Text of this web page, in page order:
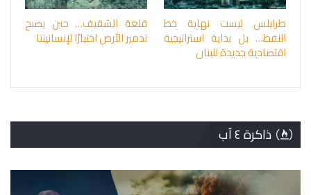
طرابلس ليست نهاية خط
النفط… بل بداية استراتيجية
اقتصادية جديدة للبنان
قلعة الشقيف… حين يصبح
تدمير الأرض اختبارًا لإنسانيتنا
ذاكرة ٤ آب